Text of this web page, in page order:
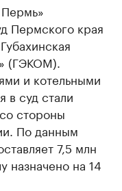
Пермского края
(ГЭКОМ).
и котельными
в суд стали
стороны
По данным
7,5 млн
назначено на 14